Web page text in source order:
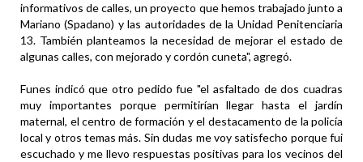
informativos de calles, un proyecto que hemos trabajado junto a
Mariano (Spadano) y las autoridades de la Unidad Penitenciaria
13. También planteamos la necesidad de mejorar el estado de
algunas calles, con mejorado y cordón cuneta", agregó.
Funes indicó que otro pedido fue "el asfaltado de dos cuadras
muy importantes porque permitirían llegar hasta el jardín
maternal, el centro de formación y el destacamento de la policía
local y otros temas más. Sin dudas me voy satisfecho porque fui
escuchado y me llevo respuestas positivas para los vecinos del